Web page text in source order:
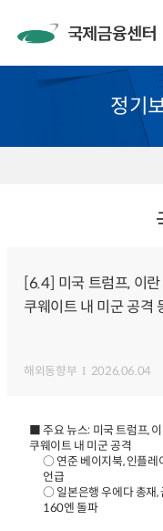
정기
[6.4] 미국 트럼프, 이
쿠웨이트 내 미군 공격
해외동향부 2026.06.04
■ 주요 뉴스: 미국 트럼프,
쿠웨이트 내 미군 공격
○ 연준 베이지북, 인플레
언급
○ 일본은행 우에다 총재,
160엔 돌파